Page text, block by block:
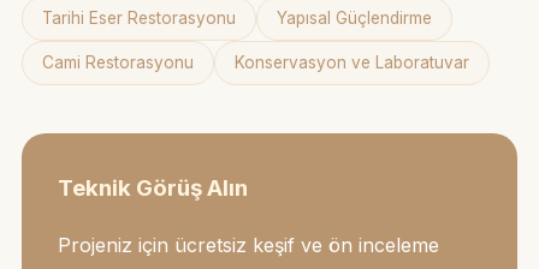
Tarihi Eser Restorasyonu Yapısal Güçlendirme
Cami Restorasyonu Konservasyon ve Laboratuvar
Teknik Görüş Alın
Projeniz için ücretsiz keşif ve ön inceleme